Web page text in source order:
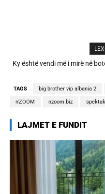
A është prishur miqësia mes
TAGS big brother vip albania 2
n'ZOOM nzoom.biz
LAJMET E FUNDIT